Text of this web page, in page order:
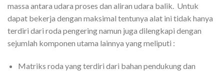
massa antara udara proses dan aliran udara balik. Untuk
dapat bekerja dengan maksimal tentunya alat ini tidak hanya
terdiri dari roda pengering namun juga dilengkapi dengan
sejumlah komponen utama lainnya yang meliputi :
Matriks roda yang terdiri dari bahan pendukung dan